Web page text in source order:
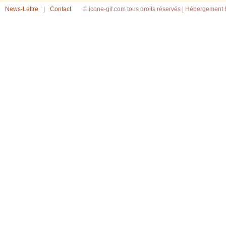
News-Lettre Contact © icone-gif.com tous droits réservés | Hébergement